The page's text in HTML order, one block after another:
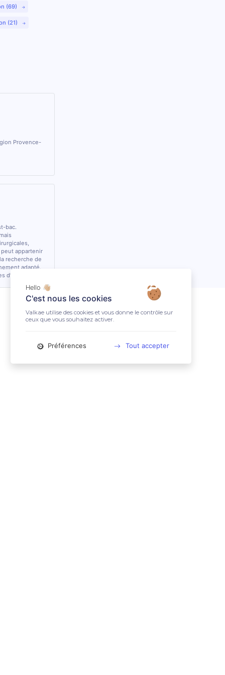
(69)
(21)
Provence-
bac.
appartenir
recherche de
adapté.
Hello 👋🏼
C'est nous les cookies
Valkae utilise des cookies et vous donne le contrôle sur
ceux que vous souhaitez activer.
Préférences Tout accepter